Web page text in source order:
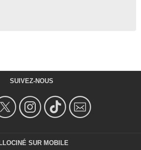
SUIVEZ-NOUS
SUR MOBILE